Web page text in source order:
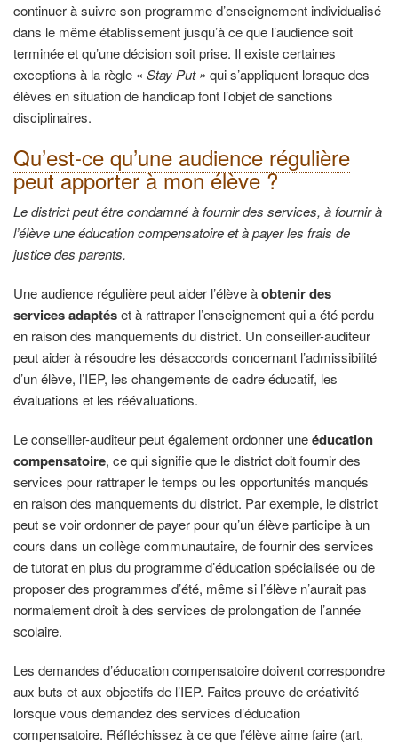
continuer à suivre son programme d’enseignement individualisé
dans le même établissement jusqu’à ce que l’audience soit
terminée et qu’une décision soit prise. Il existe certaines
exceptions à la règle « Stay Put » qui s’appliquent lorsque des
élèves en situation de handicap font l’objet de sanctions
disciplinaires.
Qu’est-ce qu’une audience régulière
peut apporter à mon élève?
Le district peut être condamné à fournir des services, à fournir à
l’élève une éducation compensatoire et à payer les frais de
justice des parents.
Une audience régulière peut aider l’élève àobtenir des
services adaptéset à rattraper l’enseignement qui a été perdu
en raison des manquements du district. Un conseiller-auditeur
peut aider à résoudre les désaccords concernant l’admissibilité
d’un élève, l’IEP, les changements de cadre éducatif, les
évaluations et les réévaluations.
Le conseiller-auditeur peut également ordonner uneéducation
compensatoire, ce qui signifie que le district doit fournir des
services pour rattraper le temps ou les opportunités manqués
en raison des manquements du district. Par exemple, le district
peut se voir ordonner de payer pour qu’un élève participe à un
cours dans un collège communautaire, de fournir des services
de tutorat en plus du programme d’éducation spécialisée ou de
proposer des programmes d’été, même si l’élève n’aurait pas
normalement droit à des services de prolongation de l’année
scolaire.
Les demandes d’éducation compensatoire doivent correspondre
aux buts et aux objectifs de l’IEP. Faites preuve de créativité
lorsque vous demandez des services d’éducation
compensatoire. Réfléchissez à ce que l’élève aime faire (art,